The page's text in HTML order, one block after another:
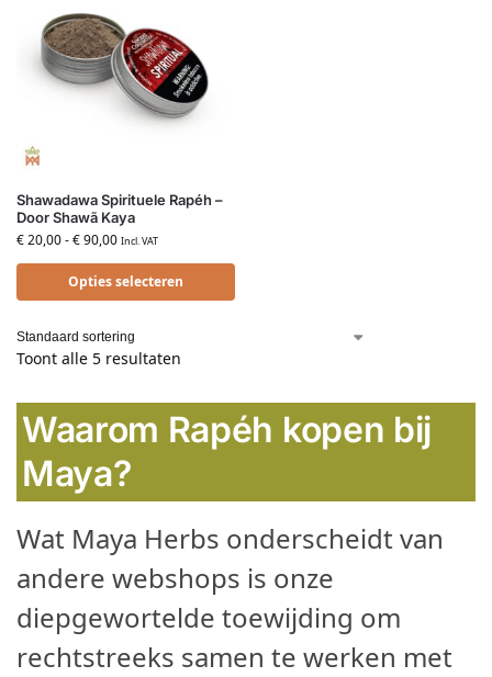
Shawadawa Spirituele Rapéh –
Door Shawã Kaya
€20,00-€90,00 Incl. VAT
Opties selecteren
Toont alle 5 resultaten
Waarom Rapéh kopen bij
Maya?
Wat Maya Herbs onderscheidt van
andere webshops is onze
diepgewortelde toewijding om
rechtstreeks samen te werken met